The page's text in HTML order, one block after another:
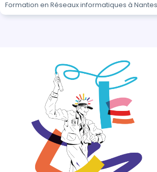
Formation en Réseaux informatiques à Nantes